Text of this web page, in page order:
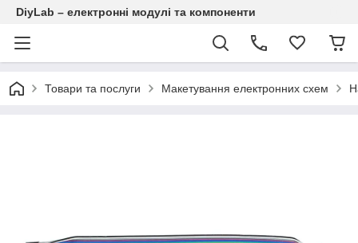
DiyLab – електронні модулі та компоненти
Товари та послуги Макетування електронних схем